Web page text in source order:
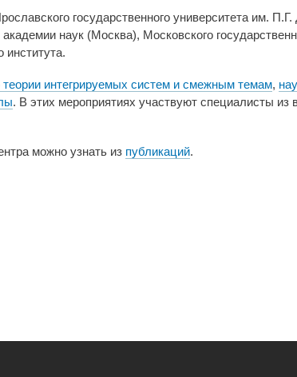
государственного университета им.
наук (Москва), Московского
интегрируемых систем и смежным темам,
. В этих мероприятиях участвуют специалисты из
можно узнать из публикаций.